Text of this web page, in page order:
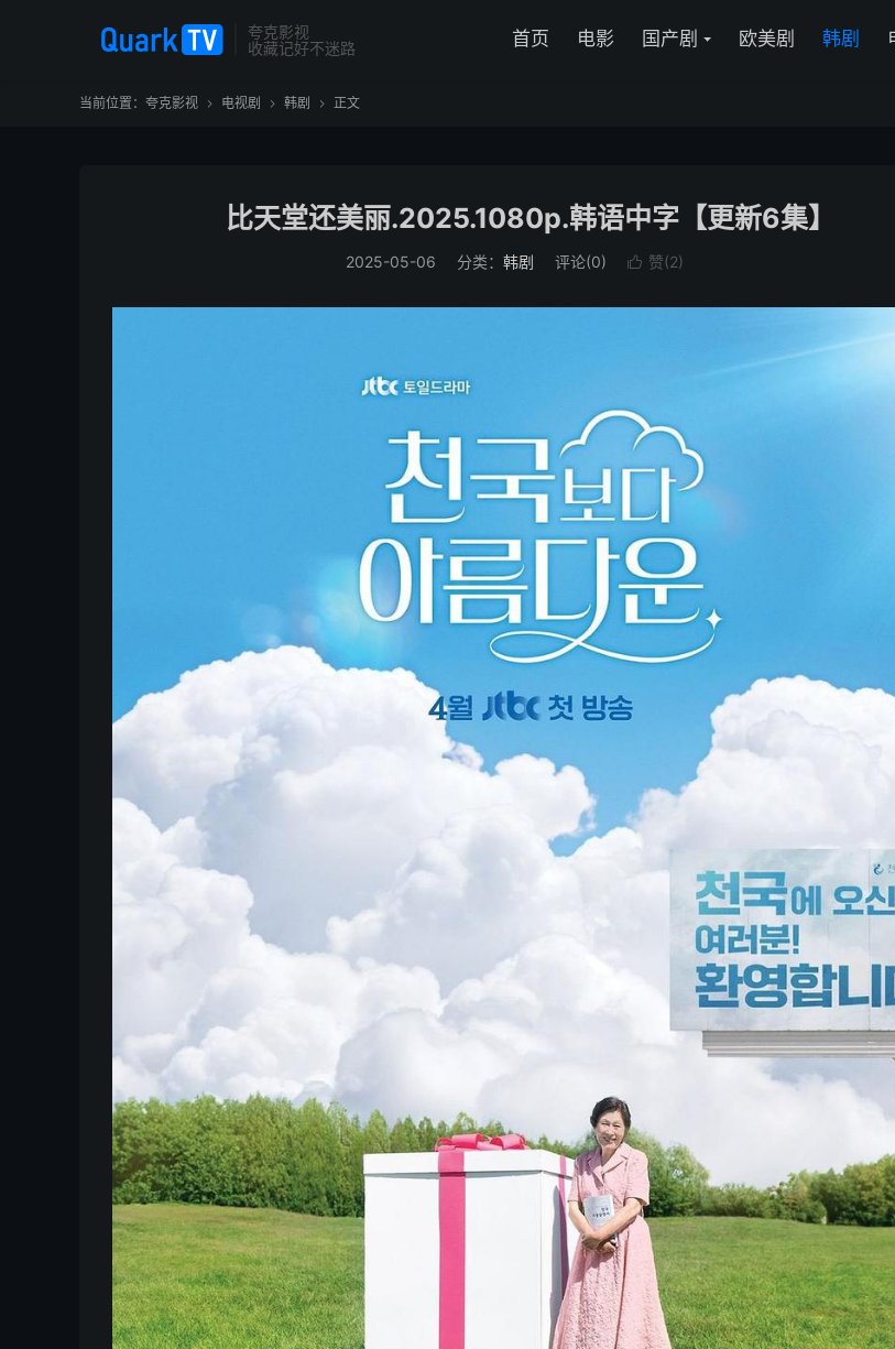
夸克影视
收藏记好不迷路
首页 电影 国产剧 欧美剧 韩剧
当前位置： 夸克影视  电视剧  韩剧  正文
比天堂还美丽.2025.1080p.韩语中字【更新6集】
2025-05-06 分类： 韩剧 评论(0)  赞(2)